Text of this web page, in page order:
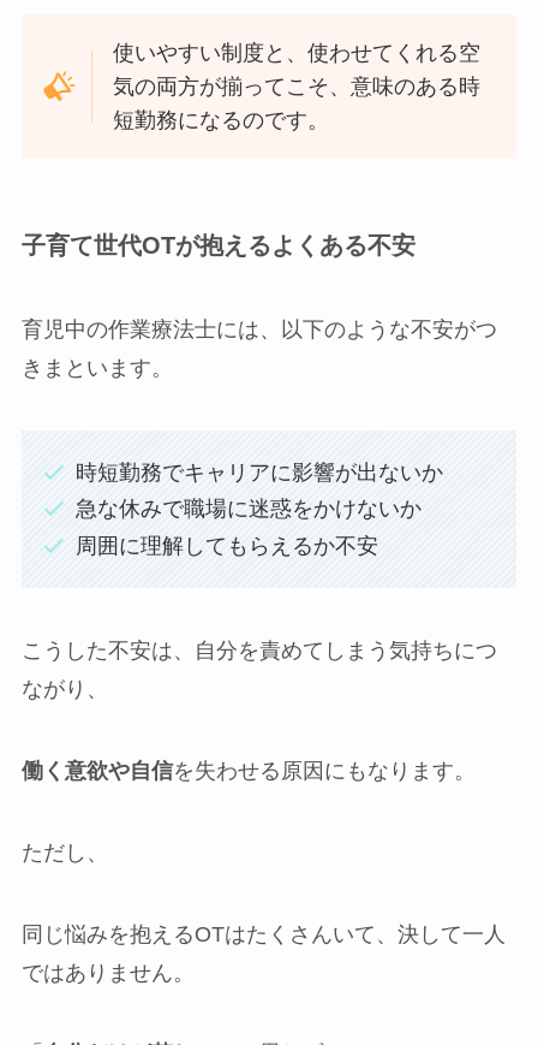
使いやすい制度と、使わせてくれる空
気の両方が揃ってこそ、意味のある時
短勤務になるのです。
子育て世代OTが抱えるよくある不安
育児中の作業療法士には、以下のような不安がつ
きまといます。
時短勤務でキャリアに影響が出ないか
急な休みで職場に迷惑をかけないか
周囲に理解してもらえるか不安
こうした不安は、自分を責めてしまう気持ちにつ
ながり、
働く意欲や自信を失わせる原因にもなります。
ただし、
同じ悩みを抱えるOTはたくさんいて、決して一人
ではありません。